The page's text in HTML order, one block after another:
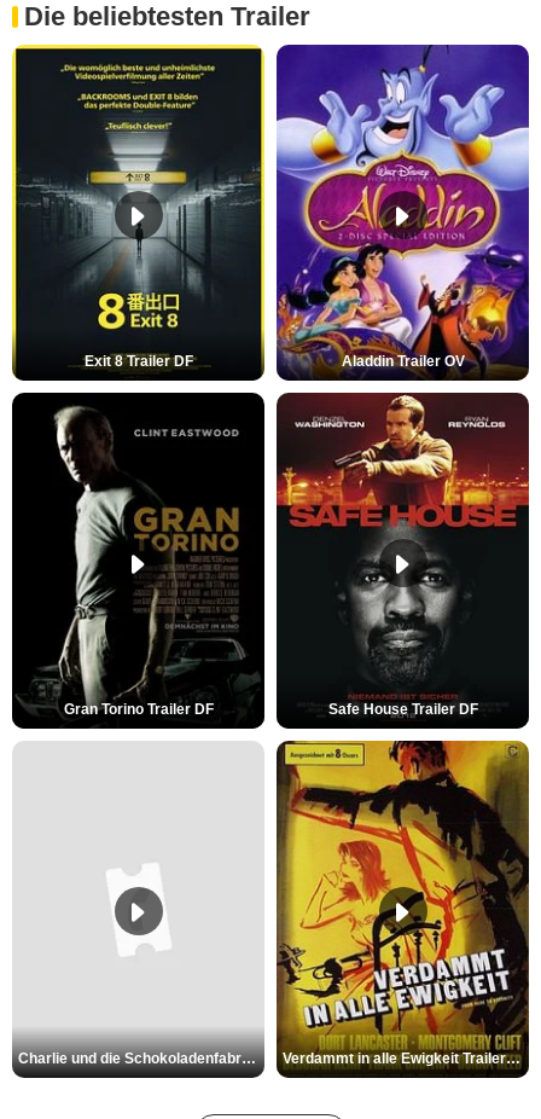
Die beliebtesten Trailer
Exit 8 Trailer DF Aladdin Trailer OV
Gran Torino Trailer DF Safe House Trailer DF
Charlie und die Schokoladenfabrik Trailer OV Verdammt in alle Ewigkeit Trailer OV